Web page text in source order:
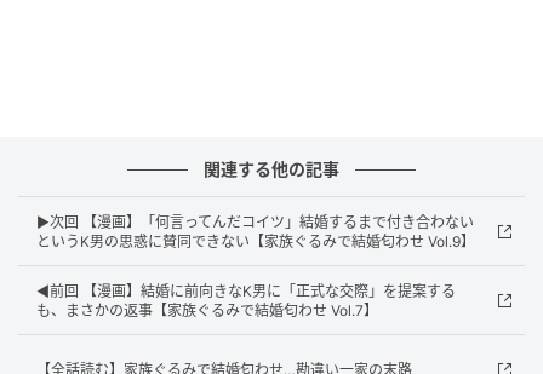
関連する他の記事
▶次回 【漫画】「何言ってんだコイツ」結婚するまで付き合わない
というK男の思惑に賛同できない【家族ぐるみで結婚匂わせ Vol.9】
◀前回 【漫画】結婚に前向きなK男に「正式な交際」を提案する
も、まさかの返事【家族ぐるみで結婚匂わせ Vol.7】
【全話読む】家族ぐるみで結婚匂わせ…勘違い一家の末路